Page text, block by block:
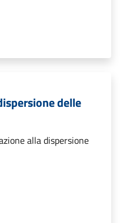
delle
alla dispersione